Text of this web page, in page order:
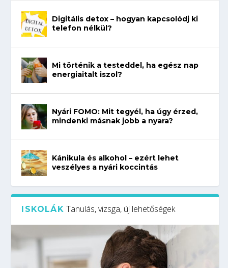
Digitális detox – hogyan kapcsolódj ki
telefon nélkül?
Mi történik a testeddel, ha egész nap
energiaitalt iszol?
Nyári FOMO: Mit tegyél, ha úgy érzed,
mindenki másnak jobb a nyara?
Kánikula és alkohol – ezért lehet
veszélyes a nyári koccintás
ISKOLÁK Tanulás, vizsga, új lehetőségek